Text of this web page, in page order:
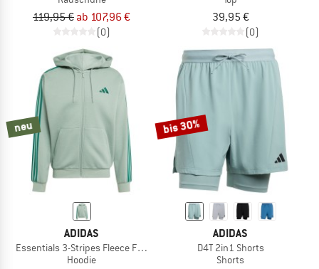
119,95 € ab 107,96 €
(0)
39,95 €
(0)
neu
ADIDAS
Essentials 3-Stripes Fleece Full-Zip Hoodie
Hoodie
bis 30%
ADIDAS
D4T 2in1 Shorts
Shorts